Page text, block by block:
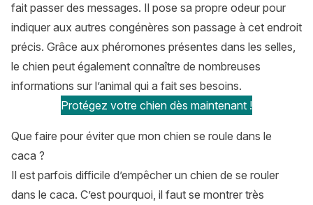
fait passer des messages. Il pose sa propre odeur pour
indiquer aux autres congénères son passage à cet endroit
précis. Grâce aux phéromones présentes dans les selles,
le chien peut également connaître de nombreuses
informations sur l’animal qui a fait ses besoins.
Protégez votre chien dès maintenant !
Que faire pour éviter que mon chien se roule dans le
caca ?
Il est parfois difficile d’empêcher un chien de se rouler
dans le caca. C’est pourquoi, il faut se montrer très